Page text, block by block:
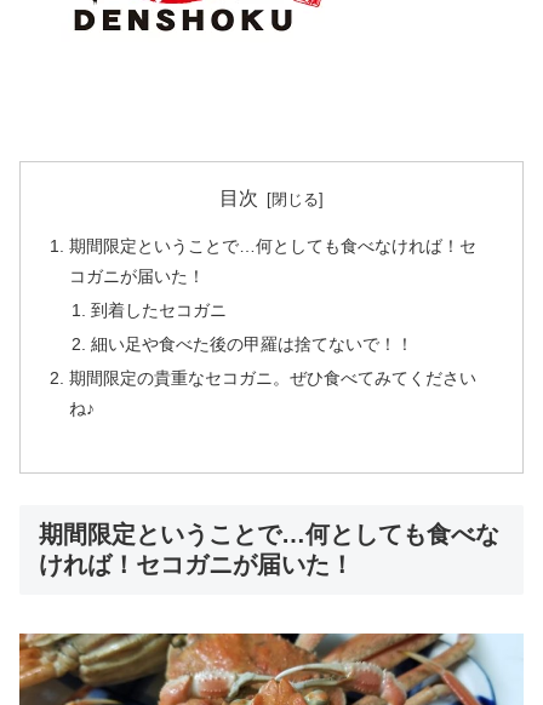
目次
期間限定ということで…何としても食べなければ！セ
コガニが届いた！
到着したセコガニ
細い足や食べた後の甲羅は捨てないで！！
期間限定の貴重なセコガニ。ぜひ食べてみてください
ね♪
期間限定ということで…何としても食べな
ければ！セコガニが届いた！